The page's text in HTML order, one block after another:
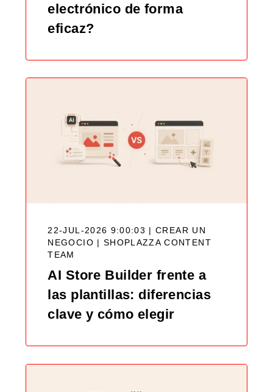
electrónico de forma
eficaz?
22-JUL-2026 9:00:03 | CREAR UN
NEGOCIO | SHOPLAZZA CONTENT
TEAM
AI Store Builder frente a
las plantillas: diferencias
clave y cómo elegir